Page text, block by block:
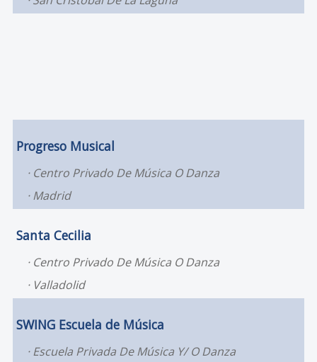
Progreso Musical
Centro Privado De Música O Danza
Madrid
Santa Cecilia
Centro Privado De Música O Danza
Valladolid
SWING Escuela de Música
Escuela Privada De Música Y/ O Danza